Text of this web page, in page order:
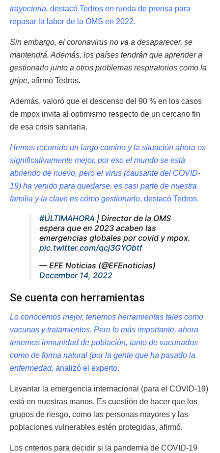
trayectoria, destacó Tedros en rueda de prensa para
repasar la labor de la OMS en 2022.
Sin embargo, el coronavirus no va a desaparecer, se
mantendrá. Además, los países tendrán que aprender a
gestionarlo junto a otros problemas respiratorios como la
gripe, afirmó Tedros.
Además, valoró que el descenso del 90 % en los casos
de mpox invita al optimismo respecto de un cercano fin
de esa crisis sanitaria.
Hemos recorrido un largo camino y la situación ahora es
significativamente mejor, por eso el mundo se está
abriendo de nuevo, pero el virus (causante del COVID-
19) ha venido para quedarse, es casi parte de nuestra
familia y la clave es cómo gestionarlo, destacó Tedros.
#ÚLTIMAHORA | Director de la OMS
espera que en 2023 acaben las
emergencias globales por covid y mpox.
pic.twitter.com/qcj3GYObtf
— EFE Noticias (@EFEnoticias)
December 14, 2022
Se cuenta con herramientas
Lo conocemos mejor, tenemos herramientas tales como
vacunas y tratamientos. Pero lo más importante, ahora
tenemos inmunidad de población, tanto de vacunados
como de forma natural (por la gente que ha pasado la
enfermedad, analizó el experto.
Levantar la emergencia internacional (para el COVID-19)
está en nuestras manos. Es cuestión de hacer que los
grupos de riesgo, como las personas mayores y las
poblaciones vulnerables estén protegidas, afirmó.
Los criterios para decidir si la pandemia de COVID-19